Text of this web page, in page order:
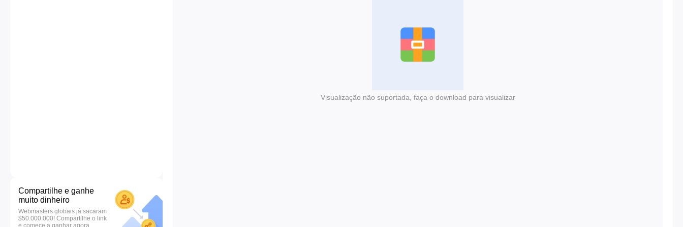
Compartilhe e ganhe
muito dinheiro
Webmasters globais já sacaram
$50.000.000! Compartilhe o link
e comece a ganhar agora.
Visualização não suportada, faça o download para visualizar